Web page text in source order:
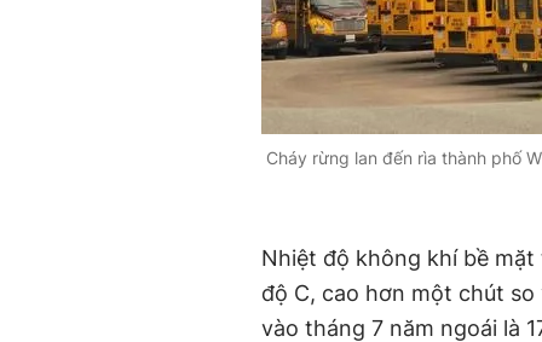
Cháy rừng lan đến rìa thành phố
Nhiệt độ không khí bề mặt
độ C, cao hơn một chút
vào tháng 7 năm ngoái là